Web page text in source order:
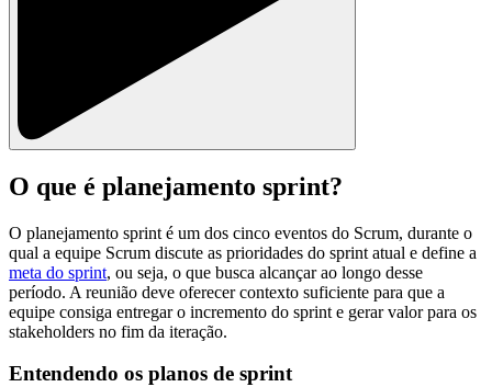
O que é planejamento sprint?
O planejamento sprint é um dos cinco eventos do Scrum, durante o
qual a equipe Scrum discute as prioridades do sprint atual e define a
meta do sprint, ou seja, o que busca alcançar ao longo desse
período. A reunião deve oferecer contexto suficiente para que a
equipe consiga entregar o incremento do sprint e gerar valor para os
stakeholders no fim da iteração.
Entendendo os planos de sprint